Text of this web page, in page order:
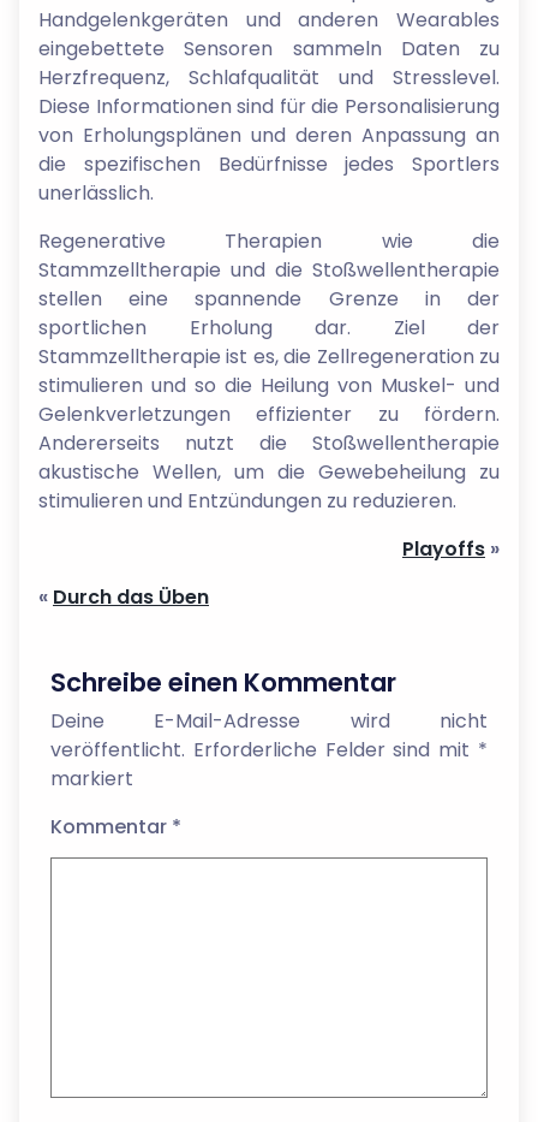
Handgelenkgeräten und anderen Wearables
eingebettete Sensoren sammeln Daten zu
Herzfrequenz, Schlafqualität und Stresslevel.
Diese Informationen sind für die Personalisierung
von Erholungsplänen und deren Anpassung an
die spezifischen Bedürfnisse jedes Sportlers
unerlässlich.
Regenerative Therapien wie die
Stammzelltherapie und die Stoßwellentherapie
stellen eine spannende Grenze in der
sportlichen Erholung dar. Ziel der
Stammzelltherapie ist es, die Zellregeneration zu
stimulieren und so die Heilung von Muskel- und
Gelenkverletzungen effizienter zu fördern.
Andererseits nutzt die Stoßwellentherapie
akustische Wellen, um die Gewebeheilung zu
stimulieren und Entzündungen zu reduzieren.
Playoffs »
« Durch das Üben
Schreibe einen Kommentar
Deine E-Mail-Adresse wird nicht
veröffentlicht. Erforderliche Felder sind mit *
markiert
Kommentar *